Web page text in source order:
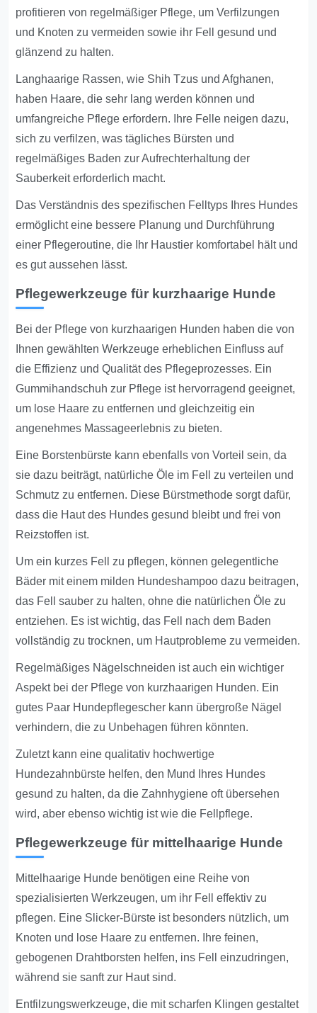
profitieren von regelmäßiger Pflege, um Verfilzungen
und Knoten zu vermeiden sowie ihr Fell gesund und
glänzend zu halten.
Langhaarige Rassen, wie Shih Tzus und Afghanen,
haben Haare, die sehr lang werden können und
umfangreiche Pflege erfordern. Ihre Felle neigen dazu,
sich zu verfilzen, was tägliches Bürsten und
regelmäßiges Baden zur Aufrechterhaltung der
Sauberkeit erforderlich macht.
Das Verständnis des spezifischen Felltyps Ihres Hundes
ermöglicht eine bessere Planung und Durchführung
einer Pflegeroutine, die Ihr Haustier komfortabel hält und
es gut aussehen lässt.
Pflegewerkzeuge für kurzhaarige Hunde
Bei der Pflege von kurzhaarigen Hunden haben die von
Ihnen gewählten Werkzeuge erheblichen Einfluss auf
die Effizienz und Qualität des Pflegeprozesses. Ein
Gummihandschuh zur Pflege ist hervorragend geeignet,
um lose Haare zu entfernen und gleichzeitig ein
angenehmes Massageerlebnis zu bieten.
Eine Borstenbürste kann ebenfalls von Vorteil sein, da
sie dazu beiträgt, natürliche Öle im Fell zu verteilen und
Schmutz zu entfernen. Diese Bürstmethode sorgt dafür,
dass die Haut des Hundes gesund bleibt und frei von
Reizstoffen ist.
Um ein kurzes Fell zu pflegen, können gelegentliche
Bäder mit einem milden Hundeshampoo dazu beitragen,
das Fell sauber zu halten, ohne die natürlichen Öle zu
entziehen. Es ist wichtig, das Fell nach dem Baden
vollständig zu trocknen, um Hautprobleme zu vermeiden.
Regelmäßiges Nägelschneiden ist auch ein wichtiger
Aspekt bei der Pflege von kurzhaarigen Hunden. Ein
gutes Paar Hundepflegescher kann übergroße Nägel
verhindern, die zu Unbehagen führen könnten.
Zuletzt kann eine qualitativ hochwertige
Hundezahnbürste helfen, den Mund Ihres Hundes
gesund zu halten, da die Zahnhygiene oft übersehen
wird, aber ebenso wichtig ist wie die Fellpflege.
Pflegewerkzeuge für mittelhaarige Hunde
Mittelhaarige Hunde benötigen eine Reihe von
spezialisierten Werkzeugen, um ihr Fell effektiv zu
pflegen. Eine Slicker-Bürste ist besonders nützlich, um
Knoten und lose Haare zu entfernen. Ihre feinen,
gebogenen Drahtborsten helfen, ins Fell einzudringen,
während sie sanft zur Haut sind.
Entfilzungswerkzeuge, die mit scharfen Klingen gestaltet